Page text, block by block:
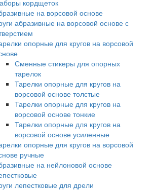
кордщеток
на ворсовой основе
абразивные на ворсовой основе с
опорные для кругов на ворсовой
Сменные стикеры для опорных
тарелок
Тарелки опорные для кругов на
ворсовой основе толстые
Тарелки опорные для кругов на
ворсовой основе тонкие
Тарелки опорные для кругов на
ворсовой основе усиленные
опорные для кругов на ворсовой
ручные
на нейлоновой основе
лепестковые для дрели